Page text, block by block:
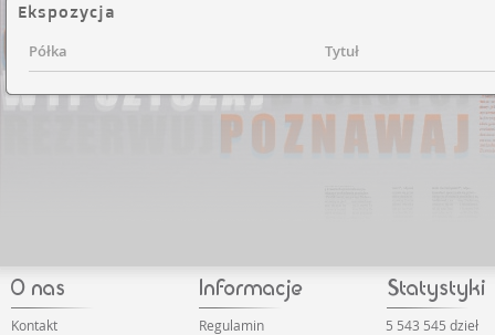
Ekspozycja
Półka Tytuł
Kontakt
Regulamin
5 543 545 dzieł